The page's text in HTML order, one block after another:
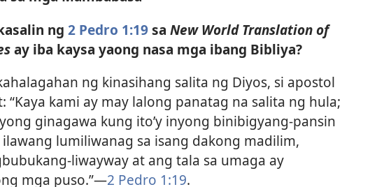
ng 2 Pedro 1:19sa New World Translation of
ay iba kaysa yaong nasa mga ibang Bibliya?
ng kinasihang salita ng Diyos, si apostol
“Kaya kami ay may lalong panatag na salita ng hula;
ginagawa kung ito’y inyong binibigyang-pansin
lumiliwanag sa isang dakong madilim,
liwayway at ang tala sa umaga ay
mga puso.”​—2 Pedro 1:19.